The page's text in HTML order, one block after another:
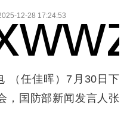
12-28 17:24:53
（任佳晖）7月30日下
，国防部新闻发言人张